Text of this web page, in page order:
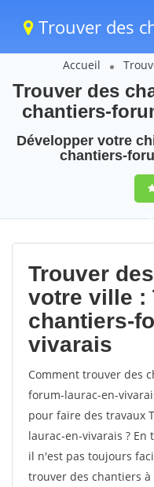
Trouver des
Accueil
Trouver des
chantiers-
Développer votre
chantiers-
Trouver
votre ville :
chantiers-
vivarais
Comment trouver des
forum-laurac-en-
pour faire des travaux
laurac-en-vivarais ?
il n'est pas toujours
trouver des chantiers